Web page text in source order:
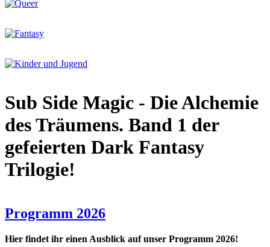
Sub Side Magic - Die Alchemie
des Träumens. Band 1 der
gefeierten Dark Fantasy
Trilogie!
Programm 2026
Hier findet ihr einen Ausblick auf unser Programm 2026!